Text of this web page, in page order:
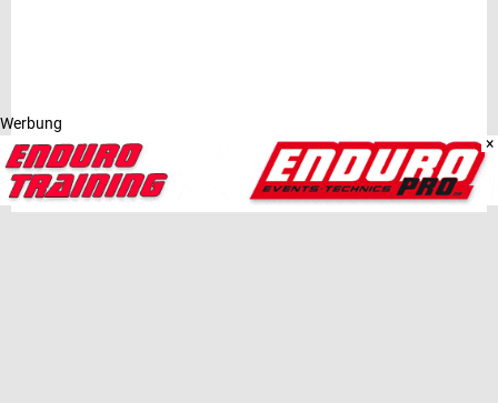
Werbung
×